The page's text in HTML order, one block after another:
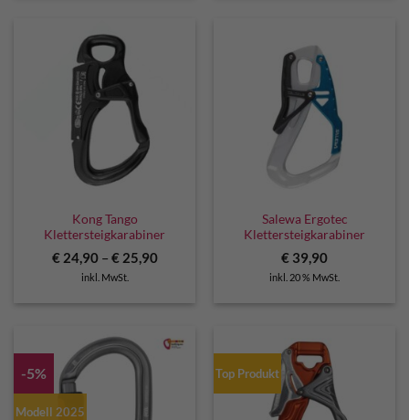
Kong Tango
Klettersteigkarabiner
€24,90– €25,90
inkl. MwSt.
Salewa Ergotec
Klettersteigkarabiner
€ 39,90
inkl. 20 % MwSt.
-5%
Modell 2025
Top Produkt